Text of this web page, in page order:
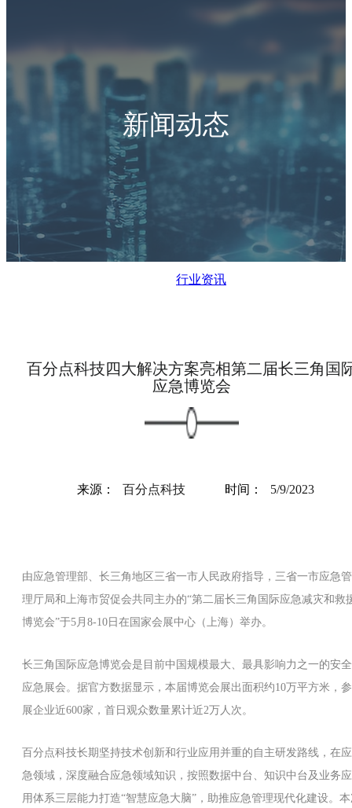
新闻动态
行业资讯
百分点科技四大解决方案亮相第二届长三角国
应急博览会
来源： 百分点科技 时间： 5/9/2023
由应急管理部、长三角地区三省一市人民政府指导，三省一市应急管
理厅局和上海市贸促会共同主办的“第二届长三角国际应急减灾和救
博览会”于5月8-10日在国家会展中心（上海）举办。
长三角国际应急博览会是目前中国规模最大、最具影响力之一的安全
应急展会。据官方数据显示，本届博览会展出面积约10万平方米，参
展企业近600家，首日观众数量累计近2万人次。
百分点科技长期坚持技术创新和行业应用并重的自主研发路线，在应
急领域，深度融合应急领域知识，按照数据中台、知识中台及业务应
用体系三层能力打造“智慧应急大脑”，助推应急管理现代化建设。